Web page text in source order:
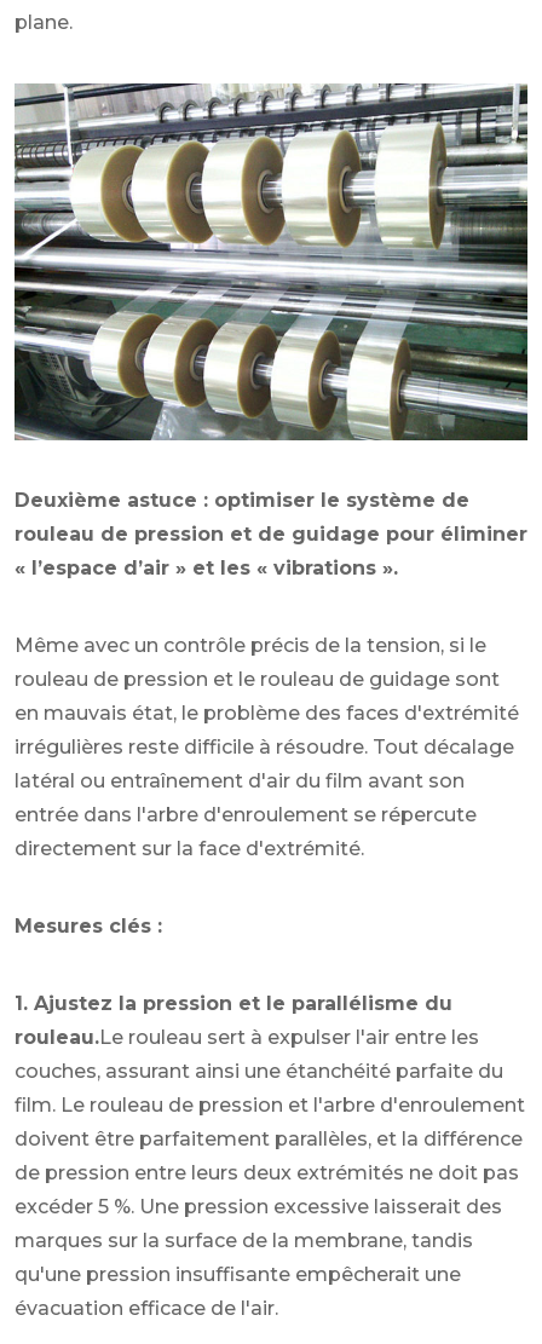
plane.
Deuxième astuce : optimiser le système de
rouleau de pression et de guidage pour éliminer
« l’espace d’air » et les « vibrations ».
Même avec un contrôle précis de la tension, si le
rouleau de pression et le rouleau de guidage sont
en mauvais état, le problème des faces d'extrémité
irrégulières reste difficile à résoudre. Tout décalage
latéral ou entraînement d'air du film avant son
entrée dans l'arbre d'enroulement se répercute
directement sur la face d'extrémité.
Mesures clés :
1. Ajustez la pression et le parallélisme du
rouleau.Le rouleau sert à expulser l'air entre les
couches, assurant ainsi une étanchéité parfaite du
film. Le rouleau de pression et l'arbre d'enroulement
doivent être parfaitement parallèles, et la différence
de pression entre leurs deux extrémités ne doit pas
excéder 5 %. Une pression excessive laisserait des
marques sur la surface de la membrane, tandis
qu'une pression insuffisante empêcherait une
évacuation efficace de l'air.